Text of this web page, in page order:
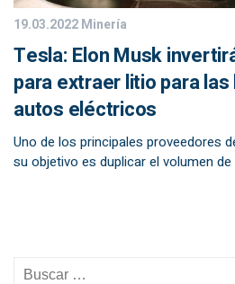
19.03.2022Minería
Tesla: Elon Musk
para extraer litio para
autos eléctricos
Uno de los principales proveedores
su objetivo es duplicar el volumen